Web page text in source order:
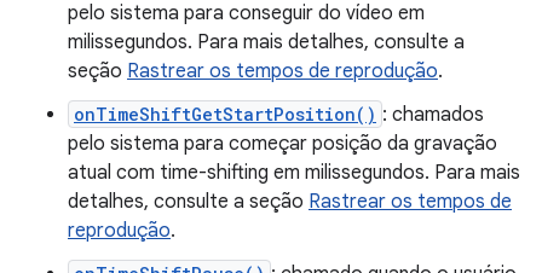
pelo sistema para conseguir do vídeo em
milissegundos. Para mais detalhes, consulte a
seção Rastrear os tempos de reprodução.
onTimeShiftGetStartPosition() : chamados
pelo sistema para começar posição da gravação
atual com time-shifting em milissegundos. Para mais
detalhes, consulte a seção Rastrear os tempos de
reprodução.